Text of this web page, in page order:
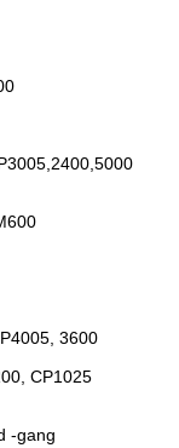
3600
CP1025
-gang